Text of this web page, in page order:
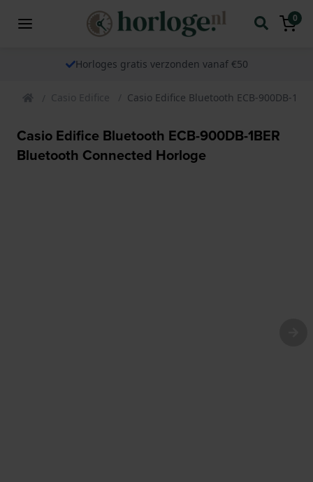
0
Horloges gratis verzonden vanaf €50
Casio Edifice Casio Edifice Bluetooth ECB-900DB-
Casio Edifice Bluetooth ECB-900DB-1BER
Bluetooth Connected Horloge